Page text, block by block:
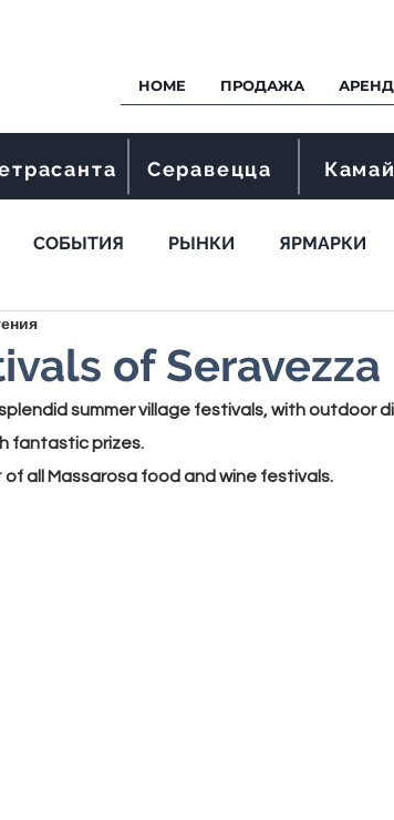
HOME ПРОДАЖА
Серавецца
СОБЫТИЯ РЫНКИ ЯРМАРКИ
of Seravezza
splendid summer village festivals, with outdoor
fantastic prizes.
all Massarosa food and wine festivals.